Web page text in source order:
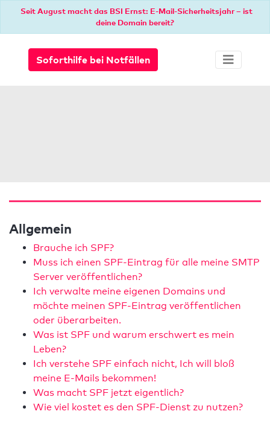
Seit August macht das BSI Ernst: E-Mail-Sicherheitsjahr – ist
deine Domain bereit?
Soforthilfe bei Notfällen
Allgemein
Brauche ich SPF?
Muss ich einen SPF-Eintrag für alle meine SMTP
Server veröffentlichen?
Ich verwalte meine eigenen Domains und
möchte meinen SPF-Eintrag veröffentlichen
oder überarbeiten.
Was ist SPF und warum erschwert es mein
Leben?
Ich verstehe SPF einfach nicht, Ich will bloß
meine E-Mails bekommen!
Was macht SPF jetzt eigentlich?
Wie viel kostet es den SPF-Dienst zu nutzen?